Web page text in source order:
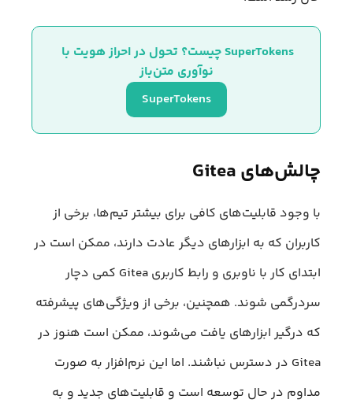
SuperTokens چیست؟ تحول در احراز هویت با
نوآوری متن‌باز
SuperTokens
چالش‌های Gitea
با وجود قابلیت‌های کافی برای بیشتر تیم‌ها، برخی از
کاربران که به ابزارهای دیگر عادت دارند، ممکن است در
ابتدای کار با ناوبری و رابط کاربری Gitea کمی دچار
سردرگمی شوند. همچنین، برخی از ویژگی‌های پیشرفته
که درگیر ابزارهای یافت می‌شوند، ممکن است هنوز در
Gitea در دسترس نباشند. اما این نرم‌افزار به صورت
مداوم در حال توسعه است و قابلیت‌های جدید و به